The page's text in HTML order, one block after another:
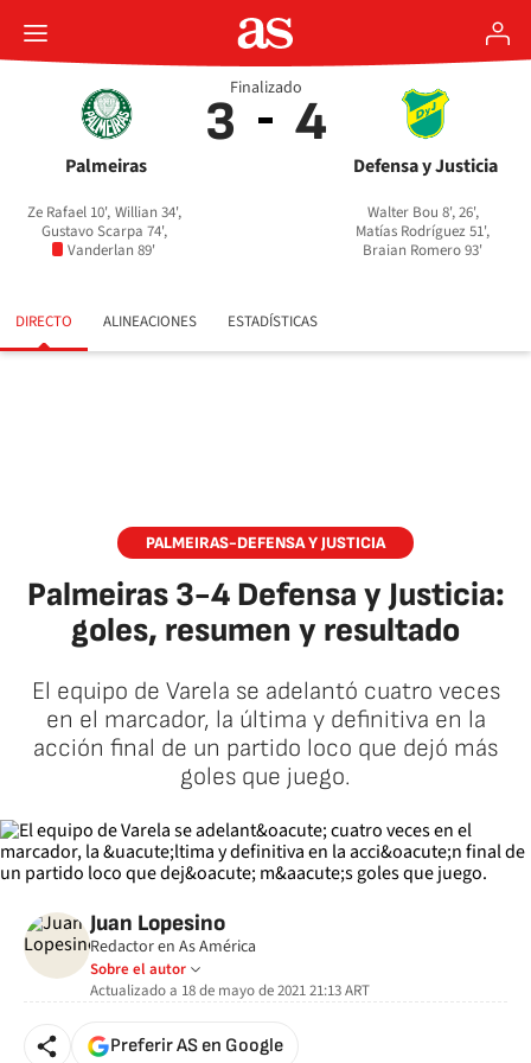
Palmeiras
3
Ze Rafael 10', Willian 34',
Gustavo Scarpa 74',
Vanderlan 89'
Defensa y Justicia
4
Walter Bou 8', 26',
Matías Rodríguez 51',
Braian Romero 93'
Finalizado
DIRECTO ALINEACIONES ESTADÍSTICAS
PALMEIRAS-DEFENSA Y JUSTICIA
Palmeiras 3-4 Defensa y Justicia:
goles, resumen y resultado
El equipo de Varela se adelantó cuatro veces
en el marcador, la última y definitiva en la
acción final de un partido loco que dejó más
goles que juego.
Juan Lopesino
Redactor en As América
Sobre el autor
Actualizado a 18 de mayo de 2021 21:13ART
Preferir AS en Google